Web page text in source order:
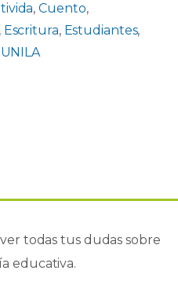
,Cuento,
, Escritura, Estudiantes,
UNILA
todas tus dudas sobre
educativa.